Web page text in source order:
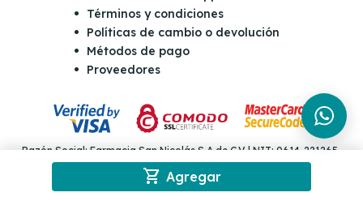
shopping_cart Agregar
Términos y condiciones
Políticas de cambio o devolución
Métodos de pago
Proveedores
Razón Social: Farmacia San Nicolás S.A de C.V | NIT: 0614-221265-
001-4 | Dirección: Final Boulevard Orden de Malta y Carretera al
puerto de la Libertad Km 10 y 1/2, Antiguo Cuscatlán | Teléfono: (503)
2555-5555 | Email: consultas@sannicolas.com.sv